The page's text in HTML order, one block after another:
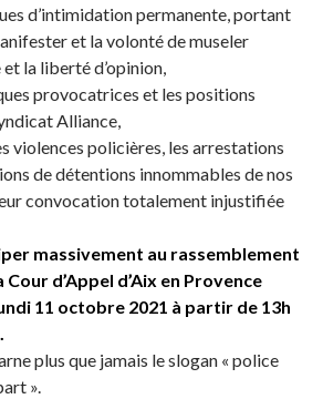
d’intimidation permanente, portant
et la volonté de museler
et la liberté d’opinion,
provocatrices et les positions
Alliance,
violences policières, les arrestations
de détentions innommables de nos
convocation totalement injustifiée
massivement au rassemblement
d’Appel d’Aix en Provence
11 octobre 2021 à partir de 13h
plus que jamais le slogan « police
».